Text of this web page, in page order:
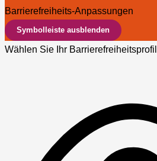
Barrierefreiheits-Anpassungen
Symbolleiste ausblenden
Wählen Sie Ihr Barrierefreiheitsprofil